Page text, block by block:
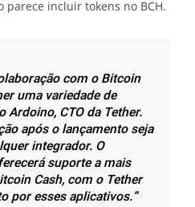
parece incluir tokens no BCH.
com o Bitcoin
uma variedade de
Ardoino, CTO da Tether.
após o lançamento seja
integrador. O
suporte a mais
Cash, com o Tether
por esses aplicativos.”